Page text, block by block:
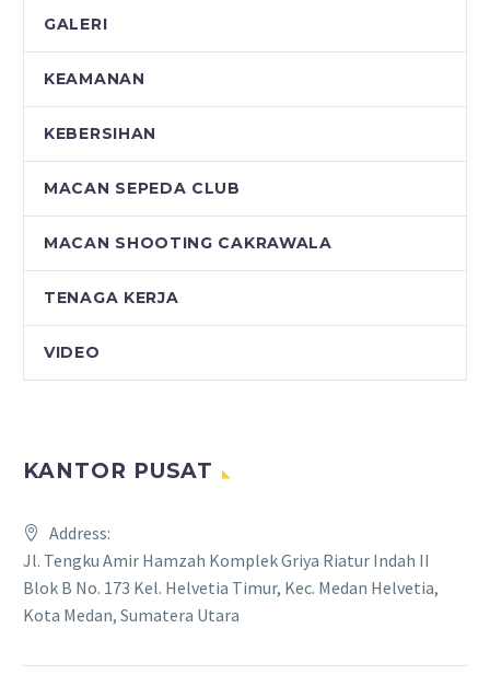
GALERI
KEAMANAN
KEBERSIHAN
MACAN SEPEDA CLUB
MACAN SHOOTING CAKRAWALA
TENAGA KERJA
VIDEO
KANTOR PUSAT
Address:
Jl. Tengku Amir Hamzah Komplek Griya Riatur Indah II
Blok B No. 173 Kel. Helvetia Timur, Kec. Medan Helvetia,
Kota Medan, Sumatera Utara